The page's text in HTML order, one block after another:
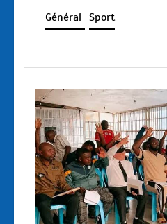
Général Sport